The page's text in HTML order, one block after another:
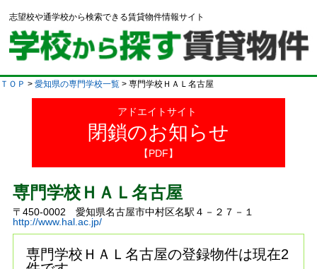
志望校や通学校から検索できる賃貸物件情報サイト
ＴＯＰ > 愛知県の専門学校一覧 > 専門学校ＨＡＬ名古屋
アドエイトサイト
閉鎖のお知らせ
【PDF】
専門学校ＨＡＬ名古屋
〒450-0002 愛知県名古屋市中村区名駅４－２７－１
http://www.hal.ac.jp/
専門学校ＨＡＬ名古屋の登録物件は現在2